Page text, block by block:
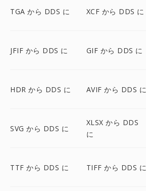
TGA から DDS に XCF から DDS に
JFIF から DDS に GIF から DDS に
HDR から DDS に AVIF から DDS に
SVG から DDS に
XLSX から DDS
に
TTF から DDS に TIFF から DDS に